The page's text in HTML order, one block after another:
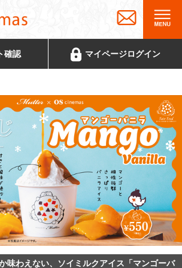
確認 マイページログイン
味わえない、ソイミルクアイス「マンゴーバ